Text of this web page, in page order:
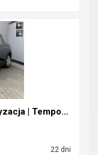
Mini ONE 1.5 D | Stan BDB | Klimatyzacja | Tempoma...
22 dni